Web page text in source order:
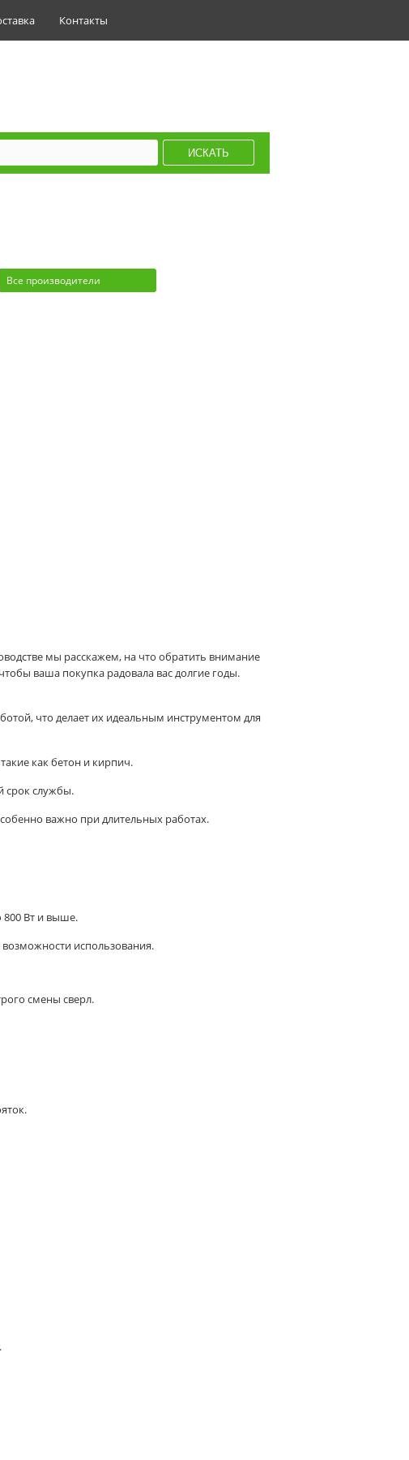
Контакты
Все производители
мы расскажем, на что обратить внимание
ваша покупка радовала вас долгие годы.
что делает их идеальным инструментом для
как бетон и кирпич.
срок службы.
важно при длительных работах.
Вт и выше.
использования.
смены сверл.